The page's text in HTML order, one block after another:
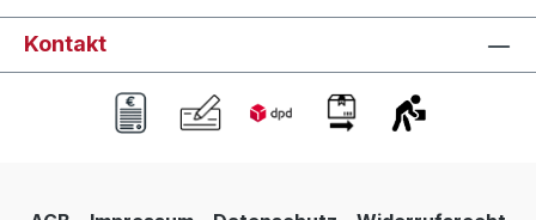
Kontakt